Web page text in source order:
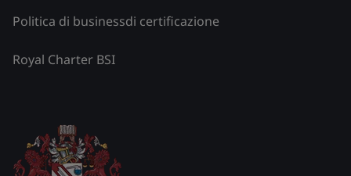
Politica di businessdi certificazione
Royal Charter BSI